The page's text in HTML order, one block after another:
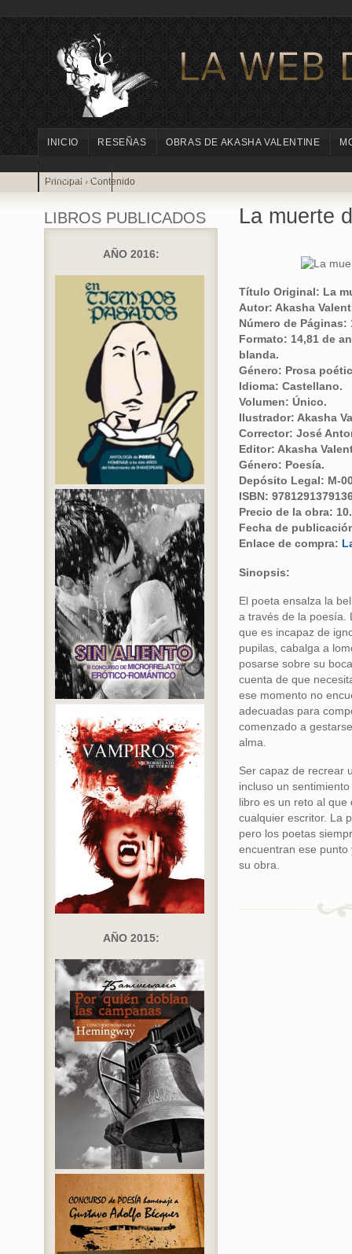
INICIO RESEÑAS OBRAS DE AKASHA VALENTINE
CONTACTO
Principal › Contenido
LIBROS PUBLICADOS
AÑO 2016:
AÑO 2015:
La muerte
Título Original: La
Autor: Akasha
Número de Páginas:
Formato: 14,81 de
blanda.
Género: Prosa
Idioma: Castellano.
Volumen: Único.
Ilustrador: Akasha
Corrector: José
Editor: Akasha
Género: Poesía.
Depósito Legal: M-
ISBN:
Precio de la obra:
Fecha de
Enlace de compra:
Sinopsis:
El poeta ensalza la
a través de la poesía.
que es incapaz de
pupilas, cabalga a
posarse sobre su
cuenta de que
ese momento no
adecuadas para
comenzado a
alma.
Ser capaz de recrear
incluso un
libro es un reto al
cualquier escritor. La
pero los poetas
encuentran ese
su obra.